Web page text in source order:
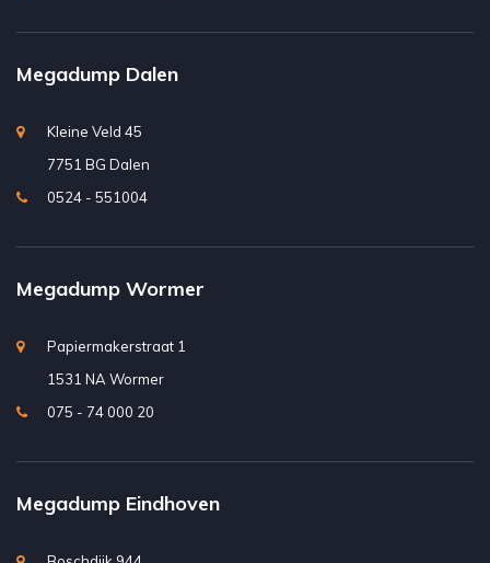
Megadump Dalen
Kleine Veld 45
7751 BG Dalen
0524 - 551004
Megadump Wormer
Papiermakerstraat 1
1531 NA Wormer
075 - 74 000 20
Megadump Eindhoven